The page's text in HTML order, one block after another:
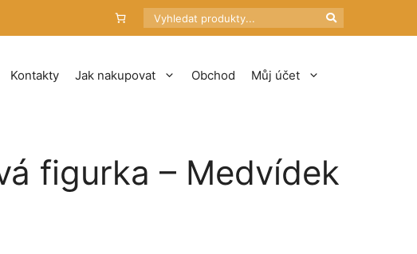
Hledat
Kontakty Jak nakupovat Obchod Můj účet
figurka – Medvídek